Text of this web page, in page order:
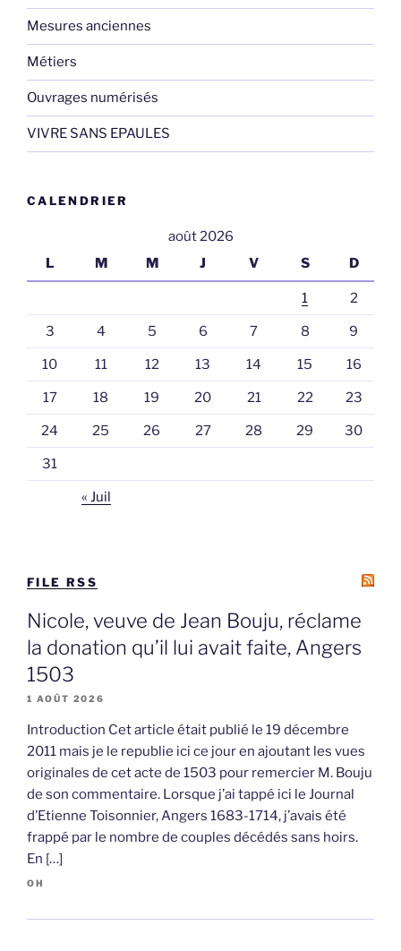
Mesures anciennes
Métiers
Ouvrages numérisés
VIVRE SANS EPAULES
CALENDRIER
août 2026
L
M M J V S D
1 2
3 4 5 6 7 8 9
10 11 12 13 14 15 16
17 18 19 20 21 22 23
24 25 26 27 28 29 30
31
« Juil
FILE RSS
Nicole, veuve de Jean Bouju, réclame
la donation qu’il lui avait faite, Angers
1503
1 AOÛT 2026
Introduction Cet article était publié le 19 décembre
2011 mais je le republie ici ce jour en ajoutant les vues
originales de cet acte de 1503 pour remercier M. Bouju
de son commentaire. Lorsque j’ai tappé ici le Journal
d’Etienne Toisonnier, Angers 1683-1714, j’avais été
frappé par le nombre de couples décédés sans hoirs.
En […]
OH